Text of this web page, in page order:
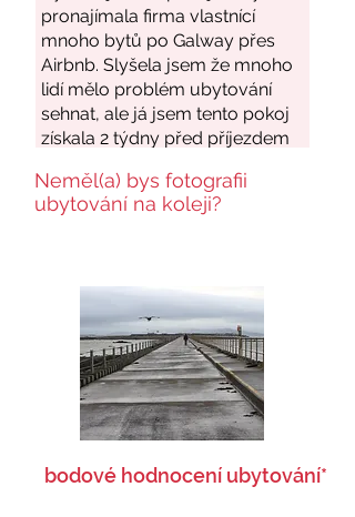
Neměl(a) bys fotografii
ubytování na koleji?
bodové hodnocení ubytování*